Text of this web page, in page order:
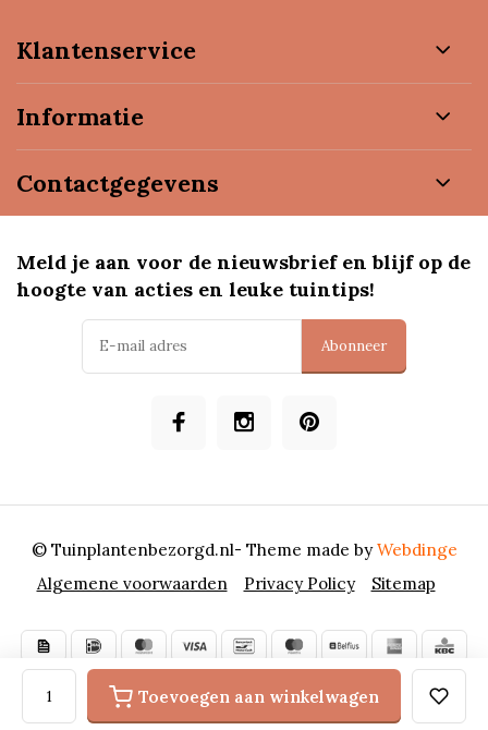
Toevoegen aan winkelwagen
Klantenservice
Informatie
Contactgegevens
Meld je aan voor de nieuwsbrief en blijf op de
hoogte van acties en leuke tuintips!
Abonneer
Algemene voorwaarden Privacy Policy Sitemap
© Tuinplantenbezorgd.nl- Theme made byWebdinge